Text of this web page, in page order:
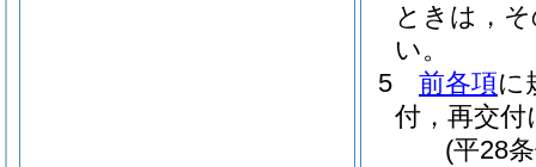
ときは，
い。
5
前各項に
付，再交
(平28